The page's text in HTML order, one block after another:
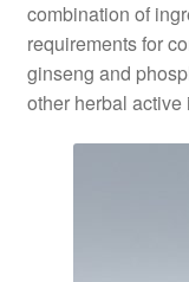
combination of
requirements for
ginseng and
other herbal